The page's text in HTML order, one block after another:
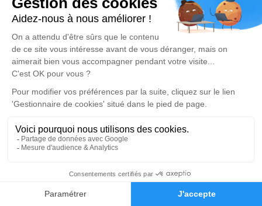
Faire-part Hommages
honorer la mémoire de Jean ESTADAS.
Je rends hommage
Cérémonie religieuse
lundi 11 mars 2024 à 16h00
Eglise Sainte Eulalie de Roubia
Déroulé des obsèques